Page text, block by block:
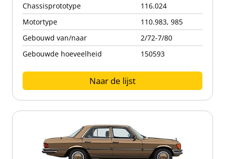
Chassisprototype
116.024
Motortype
110.983, 985
Gebouwd van/naar
2/72-7/80
Gebouwde hoeveelheid
150593
Naar de lijst